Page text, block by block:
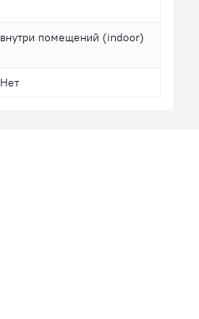
внутри помещений (indoor)
Нет